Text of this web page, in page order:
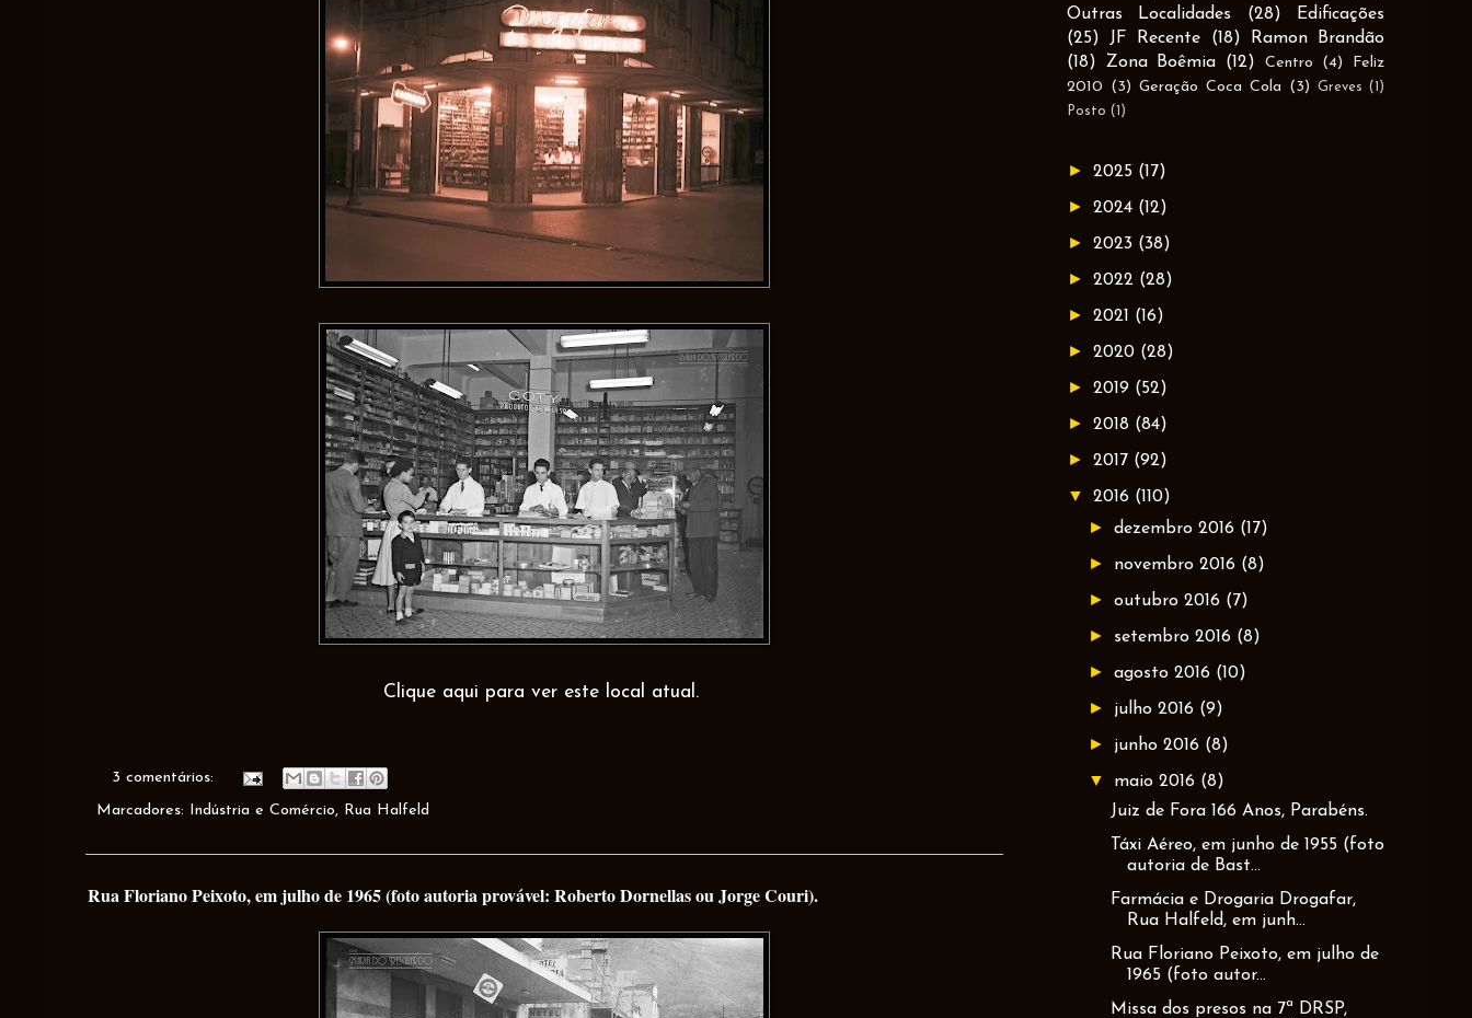
Clique aqui para ver este local atual.
3 comentários:
Marcadores: Indústria e Comércio, Rua Halfeld
Rua Floriano Peixoto, em julho de 1965 (foto autoria provável: Roberto Dornellas ou Jorge Couri).
Outras Localidades
(28)
Edificações
(25)
JF Recente (18)
Ramon Brandão
(18)
Zona Boêmia (12) Centro (4)
Feliz
2010 (3) Geração Coca Cola (3) Greves (1)
Posto (1)
► 2025 (17)
► 2024 (12)
► 2023 (38)
► 2022 (28)
► 2021 (16)
► 2020 (28)
► 2019 (52)
► 2018 (84)
► 2017 (92)
▼ 2016 (110)
►dezembro 2016 (17)
► novembro 2016 (8)
►outubro 2016 (7)
► setembro 2016 (8)
►agosto 2016 (10)
► julho 2016 (9)
► junho 2016 (8)
▼ maio 2016 (8)
Juiz de Fora 166 Anos, Parabéns.
Táxi Aéreo, em junho de 1955 (foto
autoria de Bast...
Farmácia e Drogaria Drogafar,
Rua Halfeld, em junh...
Rua Floriano Peixoto, em julho de
1965 (foto autor...
Missa dos presos na 7ª DRSP,